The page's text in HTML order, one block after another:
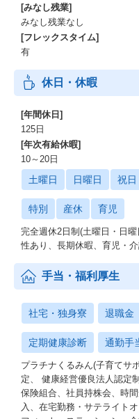
[みなし残業]
みなし残業なし
[フレックスタイム]
有
休日・休暇
[年間休日]
125日
[年次有給休暇]
10～20日
土曜日 日曜日 祝日
特別 産休 育児
完全週休2日制(土曜日・日
性あり、長期休暇、育児・
手当・福利厚生
社宅・独身寮 退職金
定期健康診断 通勤手
プラチナくるみん(子育てサ
定、 健康経営優良法人認定
保険組合、社員持株会、時
入、在宅勤務・サテライト